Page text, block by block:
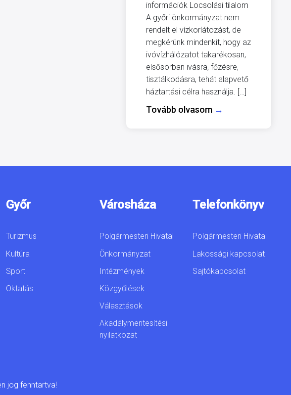
információk Locsolási tilalom
A győri önkormányzat nem
rendelt el vízkorlátozást, de
megkérünk mindenkit, hogy az
ivóvízhálózatot takarékosan,
elsősorban ivásra, főzésre,
tisztálkodásra, tehát alapvető
háztartási célra használja. […]
Tovább olvasom →
Győr
Turizmus
Kultúra
Sport
Oktatás
Városháza
Polgármesteri Hivatal
Önkormányzat
Intézmények
Közgyűlések
Választások
Akadálymentesítési
nyilatkozat
Telefonkönyv
Polgármesteri Hivatal
Lakossági kapcsolat
Sajtókapcsolat
jog fenntartva!